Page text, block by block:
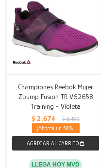
Championes Reebok Mujer
Zpump Fusion TR V62658
Training - Violeta
$ 2.674 $ 6.490
58
LLEGA HOY MVD